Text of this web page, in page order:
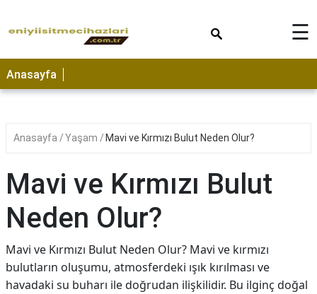
☰
Anasayfa
Anasayfa Yaşam Mavi ve Kırmızı Bulut Neden Olur?
Mavi ve Kırmızı Bulut
Neden Olur?
Mavi ve Kırmızı Bulut Neden Olur? Mavi ve kırmızı
bulutların oluşumu, atmosferdeki ışık kırılması ve
havadaki su buharı ile doğrudan ilişkilidir. Bu ilginç doğal